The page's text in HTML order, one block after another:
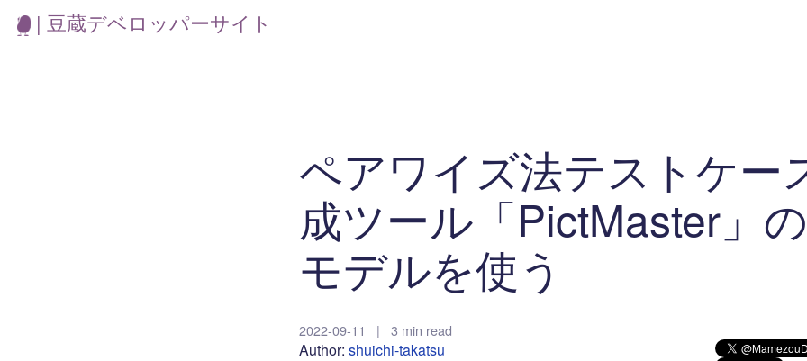
| 豆蔵デベロッパーサイト
ペアワイズ法テストケー
成ツール「PictMaster」
モデルを使う
2022-09-11 | 3 min read
Author: shuichi-takatsu